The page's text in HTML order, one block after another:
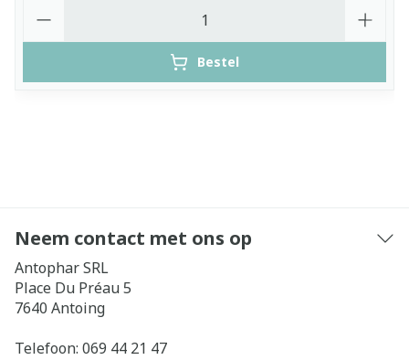
Bestel
Neem contact met ons op
Antophar SRL
Place Du Préau 5
7640 Antoing
Telefoon: 069 44 21 47